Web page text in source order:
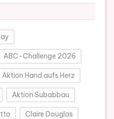
ABC-Challenge 2026
Aktion Hand aufs Herz
Aktion Subabbau
Claire Douglas